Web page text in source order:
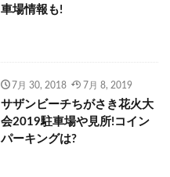
車場情報も!
7月 30, 2018 7月 8, 2019
サザンビーチちがさき花火大
会2019駐車場や見所!コイン
パーキングは?